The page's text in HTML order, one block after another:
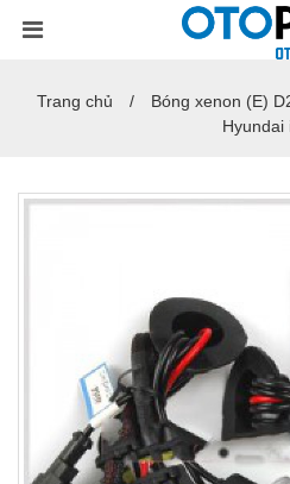
Trang chủ
Bóng xenon (E)
Hyundai